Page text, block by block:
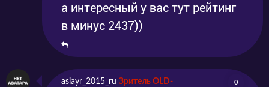
а интересный у вас тут рейтинг
в минус 2437))
asiayr_2015_ru Зритель OLD-
0